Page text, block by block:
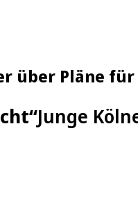
über Pläne
Junge